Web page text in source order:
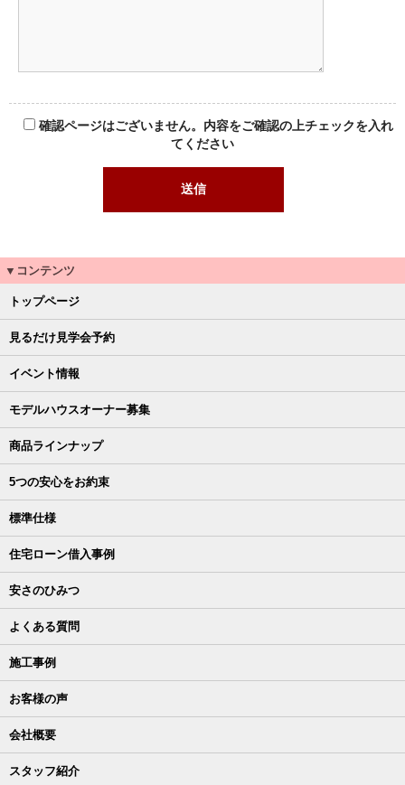
確認ページはございません。内容をご確認の上チェックを入れ
てください
▼コンテンツ
トップページ
見るだけ見学会予約
イベント情報
モデルハウスオーナー募集
商品ラインナップ
5つの安心をお約束
標準仕様
住宅ローン借入事例
安さのひみつ
よくある質問
施工事例
お客様の声
会社概要
スタッフ紹介